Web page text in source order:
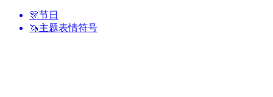
🎊节日
🦄主题表情符号